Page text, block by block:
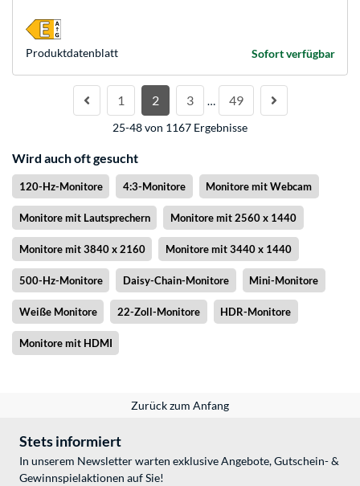
Sofort verfügbar
Produkt­datenblatt
1 2 3 … 49
25-48 von 1167 Ergebnisse
Wird auch oft gesucht
120-Hz-Monitore 4:3-Monitore Monitore mit Webcam
Monitore mit Lautsprechern Monitore mit 2560 x 1440
Monitore mit 3840 x 2160 Monitore mit 3440 x 1440
500-Hz-Monitore Daisy-Chain-Monitore Mini-Monitore
Weiße Monitore 22-Zoll-Monitore HDR-Monitore
Monitore mit HDMI
Zurück zum Anfang
Stets informiert
In unserem Newsletter warten exklusive Angebote, Gutschein- &
Gewinnspielaktionen auf Sie!